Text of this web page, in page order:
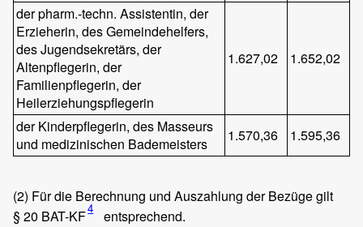
der pharm.-techn. Assistentin, der
Erzieherin, des Gemeindehelfers,
des Jugendsekretärs, der
Altenpflegerin, der
Familienpflegerin, der
Heilerziehungspflegerin
1.627,02 1.652,02
der Kinderpflegerin, des Masseurs
und medizinischen Bademeisters
1.570,36 1.595,36
(2) Für die Berechnung und Auszahlung der Bezüge gilt
§ 20 BAT-KF4 entsprechend.